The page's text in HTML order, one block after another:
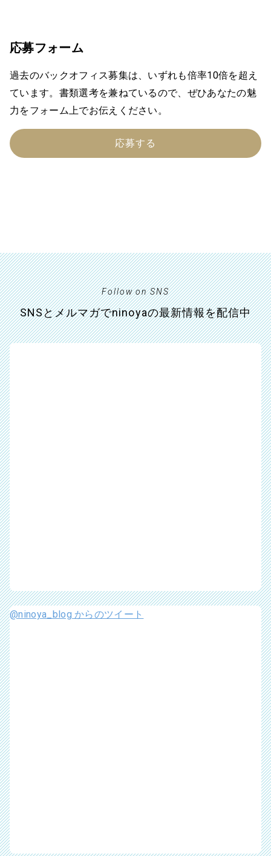
応募フォーム
過去のバックオフィス募集は、いずれも倍率10倍を超え
ています。書類選考を兼ねているので、ぜひあなたの魅
力をフォーム上でお伝えください。
応募する
Follow on SNS
SNSとメルマガでninoyaの最新情報を配信中
@ninoya_blog からのツイート